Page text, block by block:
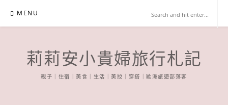
content
MENU
莉莉安小貴婦旅行札記
親子｜住宿｜美食｜生活｜美妝｜穿搭｜歐洲旅遊部落客